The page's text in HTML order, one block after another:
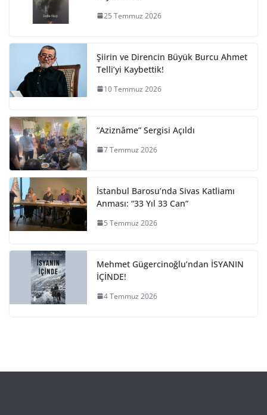
25 Temmuz 2026
Şiirin ve Direncin Büyük Burcu Ahmet
Telli’yi Kaybettik!
10 Temmuz 2026
“Aziznâme” Sergisi Açıldı
7 Temmuz 2026
İstanbul Barosu’nda Sivas Katliamı
Anması: “33 Yıl 33 Can”
5 Temmuz 2026
Mehmet Gügercinoğlu’ndan İSYANIN
İÇİNDE!
4 Temmuz 2026